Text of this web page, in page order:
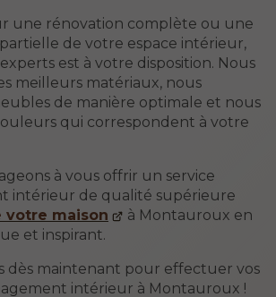
une rénovation complète ou une
de votre espace intérieur,
est à votre disposition. Nous
meilleurs matériaux, nous
de manière optimale et nous
qui correspondent à votre
à vous offrir un service
intérieur de qualité supérieure
votre maison
à Montauroux en
et inspirant.
dès maintenant pour effectuer vos
intérieur à Montauroux !